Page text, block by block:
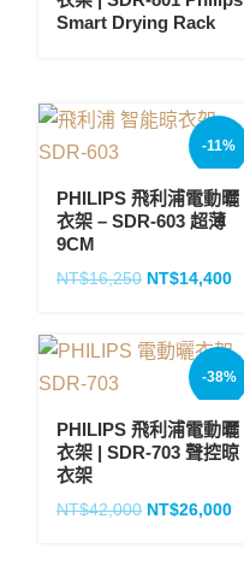
Smart Drying Rack
-11%
PHILIPS 飛利浦電動曬
衣架 – SDR-603 超薄
9CM
NT$16,250 NT$14,400
-38%
PHILIPS 飛利浦電動曬
衣架 | SDR-703 聲控晾
衣架
NT$42,000 NT$26,000